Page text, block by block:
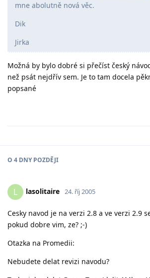
mne abolutně nová věc.
Dik
Jirka
Možná by bylo dobré si přečíst český
než psát nejdřív sem. Je to tam docela
popsané
O 4 DNYPOZDĚJI
L lasolitaire 24. říj 2005
Cesky navod je na verzi 2.8 a ve verzi 2.9
pokud dobre vim, ze? ;-)
Otazka na Promedii:
Nebudete delat revizi navodu?